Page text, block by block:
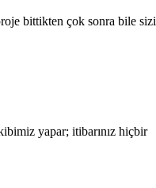
bittikten çok sonra bile sizi
yapar; itibarınız hiçbir